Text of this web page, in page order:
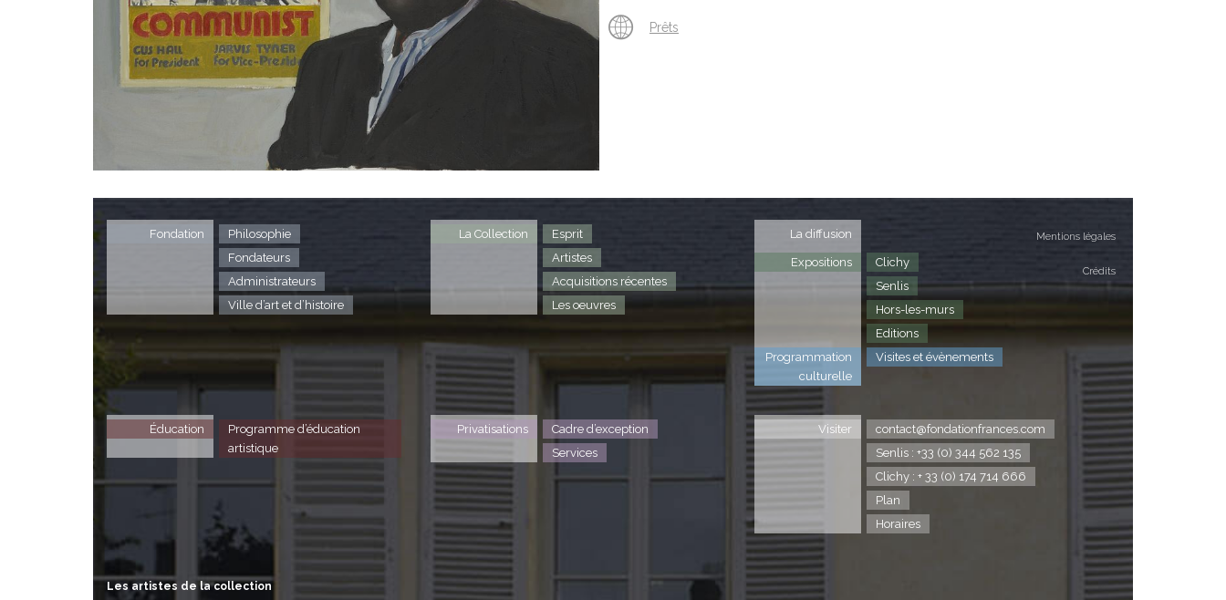
Prêts
Mentions légales
Crédits
Fondation
Philosophie
Fondateurs
Administrateurs
Ville d’art et d’histoire
La Collection
Esprit
Artistes
Acquisitions récentes
Les oeuvres
La diffusion
Expositions
Clichy
Senlis
Hors-les-murs
Editions
Programmation
culturelle
Visites et évènements
Éducation
Programme d’éducation
artistique
Privatisations
Cadre d’exception
Services
Visiter
contact@fondationfrances.com
Senlis : +33 (0) 344 562 135
Clichy : + 33 (0) 174 714 666
Plan
Horaires
Les artistes de la collection